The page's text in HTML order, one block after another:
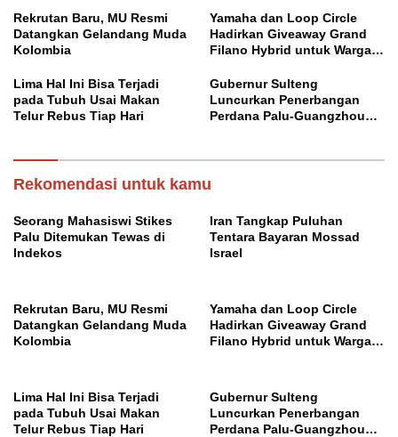
Rekrutan Baru, MU Resmi
Datangkan Gelandang Muda
Kolombia
Yamaha dan Loop Circle
Hadirkan Giveaway Grand
Filano Hybrid untuk Warga
Lima Hal Ini Bisa Terjadi
pada Tubuh Usai Makan
Telur Rebus Tiap Hari
Gubernur Sulteng
Luncurkan Penerbangan
Perdana Palu-Guangzhou
Rekomendasi untuk kamu
Seorang Mahasiswi Stikes
Palu Ditemukan Tewas di
Indekos
Iran Tangkap Puluhan
Tentara Bayaran Mossad
Israel
Rekrutan Baru, MU Resmi
Datangkan Gelandang Muda
Kolombia
Yamaha dan Loop Circle
Hadirkan Giveaway Grand
Filano Hybrid untuk Warga
Lima Hal Ini Bisa Terjadi
pada Tubuh Usai Makan
Telur Rebus Tiap Hari
Gubernur Sulteng
Luncurkan Penerbangan
Perdana Palu-Guangzhou